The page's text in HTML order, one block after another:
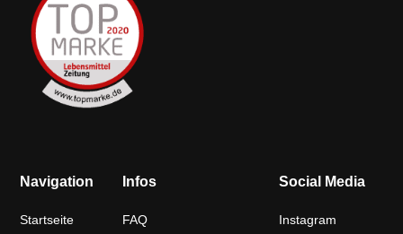
Navigation
Startseite
Infos
FAQ
Social Media
Instagram